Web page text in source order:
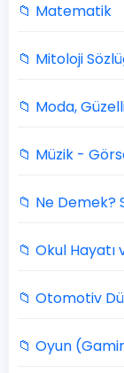
📁 Matematik
📁 Mitoloji
📁 Moda,
📁 Müzik -
📁 Ne Demek?
📁 Okul
📁 Otomotiv
📁 Oyun